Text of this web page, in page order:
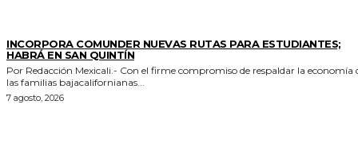
INCORPORA COMUNDER NUEVAS RUTAS PARA ESTUDIANTES;
HABRÁ EN SAN QUINTÍN
Por Redacción Mexicali.- Con el firme compromiso de respaldar la economía de
las familias bajacalifornianas...
7 agosto, 2026